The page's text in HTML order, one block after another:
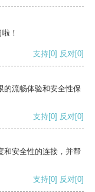
！
支持[0] 反对[0]
的流畅体验和安全性保
支持[0] 反对[0]
和安全性的连接，并帮
支持[0] 反对[0]